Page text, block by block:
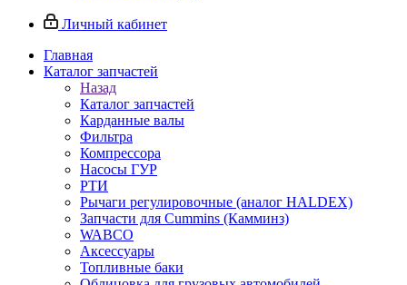
Личный кабинет
Главная
Каталог запчастей
Назад
Каталог запчастей
Карданные валы
Фильтра
Компрессора
Насосы ГУР
РТИ
Рычаги регулировочные (аналог HALDEX)
Запчасти для Cummins (Камминз)
WABCO
Аксессуары
Топливные баки